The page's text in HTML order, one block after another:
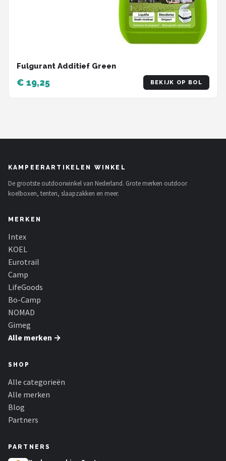
Fulgurant Additief Green
€ 19,25 BEKIJK OP BOL
KAMPEERARTIKELEN WINKEL
De grootste outdoorwinkel van Nederland. Grote merken outdoor
koelboxen, tenten, slaapzakken en meer.
MERKEN
Intex
KOEL
Eurotrail
Camp
LifeGoods
Bo-Camp
NOMAD
Gimeg
Alle merken →
SHOP
Alle categorieën
Alle merken
Blog
Partners
PARTNERS